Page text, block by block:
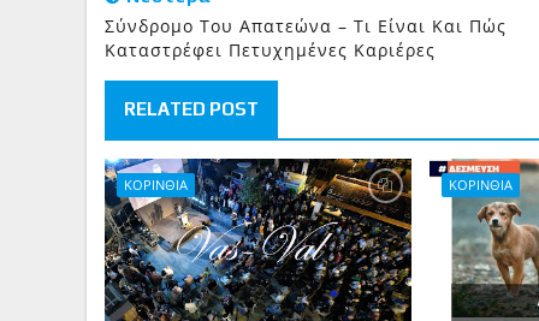
Σύνδρομο Του Απατεώνα – Τι Είναι Και Πώς
Καταστρέφει Πετυχημένες Καριέρες
RELATED POST
ΚΟΡΙΝΘΙΑ ΚΟΡΙΝΘΙΑ